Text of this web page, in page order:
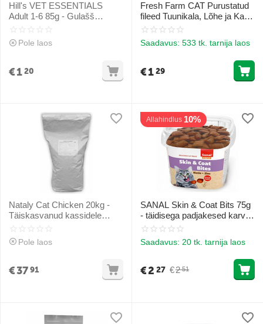
Hill's VET ESSENTIALS
Adult 1-6 85g - Gulašš
Pole laos
€120
Fresh Farm CAT Purustatud
fileed Tuunikala, Lõhe ja Kana
70gr - tuunikala, lõhe ja
Saadavus: 533 tk. tarnija laos
€129
Nataly Cat Chicken 20kg -
Täiskasvanud kassidele
Pole laos
€3791
Allahindlus 10%
SANAL Skin & Coat Bits 75g
- täidisega padjakesed karva-
ja naha tervisele
Saadavus: 20 tk. tarnija laos
€2 51
€2 27